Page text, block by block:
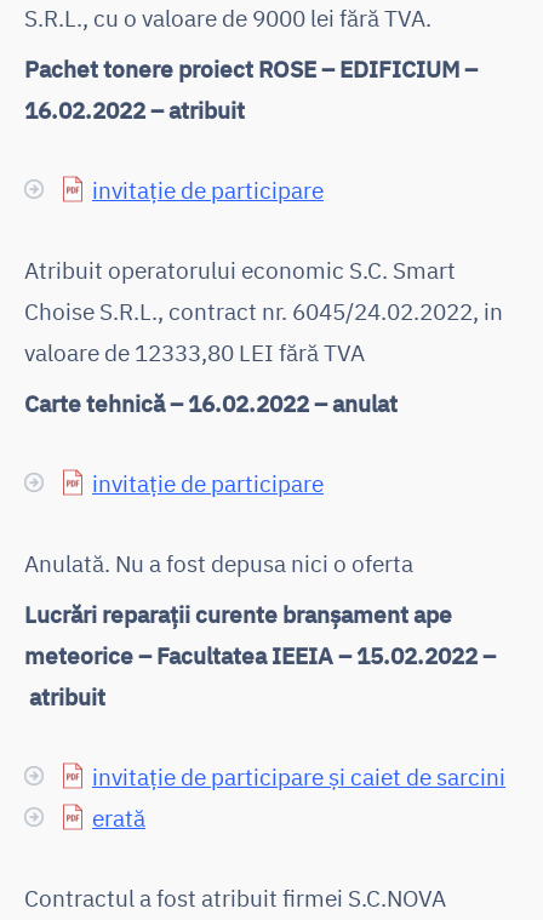
S.R.L., cu o valoare de 9000 lei fără TVA.
Pachet tonere proiect ROSE – EDIFICIUM –
16.02.2022 – atribuit
invitație de participare
Atribuit operatorului economic S.C. Smart
Choise S.R.L., contract nr. 6045/24.02.2022, in
valoare de 12333,80 LEI fără TVA
Carte tehnică – 16.02.2022 – anulat
invitație de participare
Anulată. Nu a fost depusa nici o oferta
Lucrări reparații curente branșament ape
meteorice – Facultatea IEEIA – 15.02.2022 –
atribuit
invitație de participare și caiet de sarcini
erată
Contractul a fost atribuit firmei S.C.NOVA